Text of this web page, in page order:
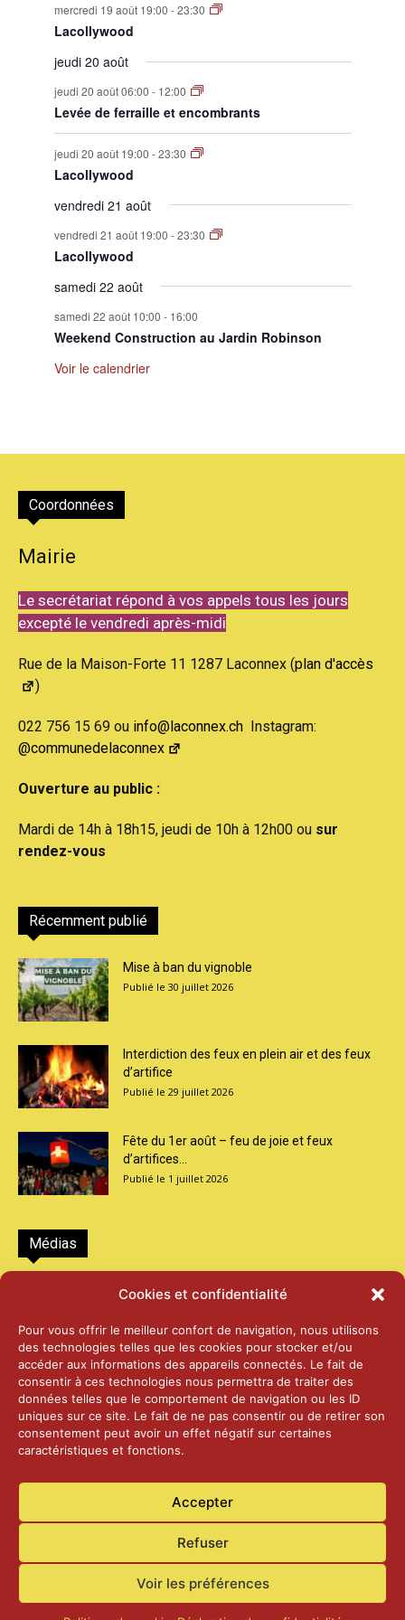
Cookies et confidentialité
Pour vous offrir le meilleur confort de navigation, nous utilisons
des technologies telles que les cookies pour stocker et/ou
accéder aux informations des appareils connectés. Le fait de
consentir à ces technologies nous permettra de traiter des
données telles que le comportement de navigation ou les ID
uniques sur ce site. Le fait de ne pas consentir ou de retirer son
consentement peut avoir un effet négatif sur certaines
caractéristiques et fonctions.
Accepter
Refuser
Voir les préférences
mercredi 19 août 19:00 -23:30
Lacollywood
jeudi 20 août
jeudi 20 août 06:00 - 12:00
Levée de ferraille et encombrants
jeudi 20 août 19:00 -23:30
Lacollywood
vendredi 21 août
vendredi 21 août 19:00 -23:30
Lacollywood
samedi 22 août
samedi 22 août 10:00 - 16:00
Weekend Construction au Jardin Robinson
Voir le calendrier
Coordonnées
Mairie
Le secrétariat répond à vos appels tous les jours
excepté le vendredi après-midi
Rue de la Maison-Forte 11 1287 Laconnex (plan d'accès
)
022 756 15 69 ou info@laconnex.ch Instagram:
@communedelaconnex
Ouverture au public :
Mardi de 14h à 18h15, jeudi de 10h à 12h00 ou sur
rendez-vous
Récemment publié
Mise à ban du vignoble
30 juillet 2026
Interdiction des feux en plein air et des feux
d’artifice
29 juillet 2026
Fête du 1er août – feu de joie et feux
d’artifices...
1 juillet 2026
Médias
2026 – Laiterie d’Orsières et Abbaye de St-
25 juin 2026
2025 – Palais Fédéral – Berne
25 juin 2026
14 janvier 2025
Actualités Contact Confidentialité